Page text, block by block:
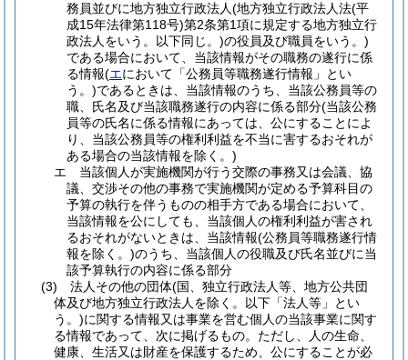
務員並びに地方独立行政法人(地方独立行政法人法(平
成15年法律第118号)第2条第1項に規定する地方独立行
政法人をいう。以下同じ。)の役員及び職員をいう。)
である場合において、当該情報がその職務の遂行に係
る情報(エにおいて「公務員等職務遂行情報」とい
う。)であるときは、当該情報のうち、当該公務員等の
職、氏名及び当該職務遂行の内容に係る部分(当該公務
員等の氏名に係る情報にあっては、公にすることによ
り、当該公務員等の権利利益を不当に害するおそれが
ある場合の当該情報を除く。)
エ
当該個人が実施機関が行う交際の事務又は会議、協
議、交渉その他の事務で実施機関が定める予算科目の
予算の執行を伴うものの相手方である場合において、
当該情報を公にしても、当該個人の権利利益が害され
るおそれがないときは、当該情報(公務員等職務遂行情
報を除く。)のうち、当該個人の役職及び氏名並びに当
該予算執行の内容に係る部分
(3)
法人その他の団体(国、独立行政法人等、地方公共団
体及び地方独立行政法人を除く。以下「法人等」とい
う。)に関する情報又は事業を営む個人の当該事業に関す
る情報であって、次に掲げるもの。 ただし、人の生命、
健康、生活又は財産を保護するため、公にすることが必